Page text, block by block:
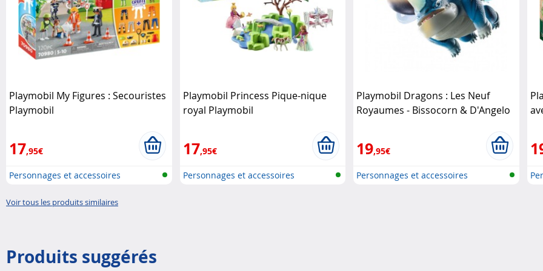
Playmobil My Figures : Secouristes
Playmobil
17,95€
Personnages et accessoires
Playmobil Princess Pique-nique
royal Playmobil
17,95€
Personnages et accessoires
Playmobil Dragons : Les Neuf
Royaumes - Bissocorn & D'Angelo
19,95€
Personnages et accessoires
Voir tous les produits similaires
Produits suggérés